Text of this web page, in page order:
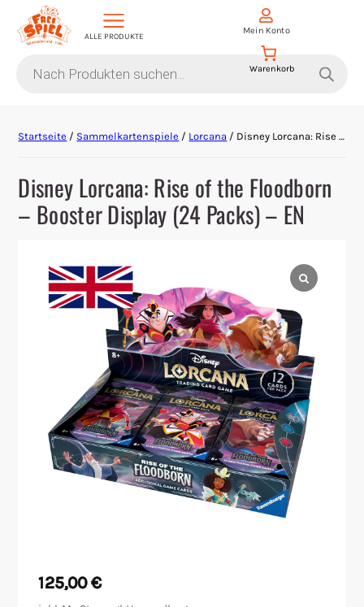
ALLE PRODUKTE
search
Mein Konto
Events
Krimi-Dinner
Living Card Games
Malen/Modellbau
Rollenspiele
Sammelkartenspiele
Startseite / Sammelkartenspiele / Lorcana / Disney Lorcana: Rise of the Floodborn – Booster Display (24 Packs) – EN
Disney Lorcana: Rise of the Floodborn
– Booster Display (24 Packs) – EN
125,00€